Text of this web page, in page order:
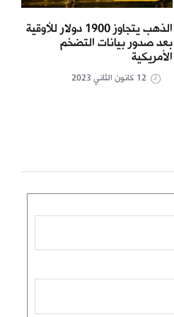
الذهب يتجاوز 1900 دولار للأوقية
بعد صدور بيانات التضخم
الأمريكية